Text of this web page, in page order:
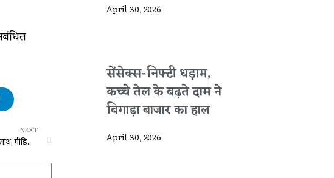
NEXT
ईशान किशन को मिला पूर्व भारतीय दिग्गज सुनील गावस्कर का साथ, मीडिया को कहा सावधानी बरतने
April 30, 2026
सेंसेक्स-निफ्टी धड़ाम,
कच्चे तेल के बढ़ते दाम ने
बिगाड़ा बाजार का हाल
April 30, 2026